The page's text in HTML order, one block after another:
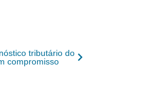
tributário do
compromisso